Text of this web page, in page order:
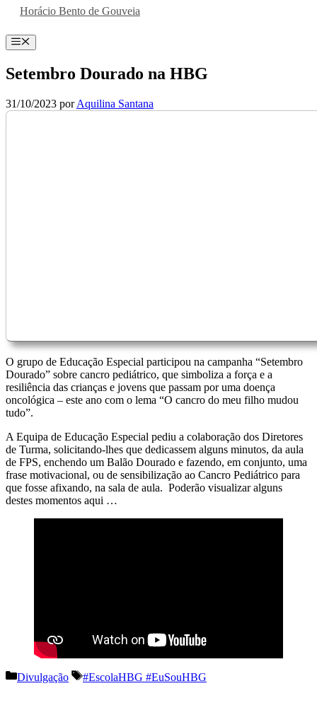
Horácio Bento de Gouveia
Menu
Setembro Dourado na HBG
31/10/2023 porAquilina Santana
O grupo de Educação Especial participou na campanha “Setembro
Dourado” sobre cancro pediátrico, que simboliza a força e a
resiliência das crianças e jovens que passam por uma doença
oncológica – este ano com o lema “O cancro do meu filho mudou
tudo”.
A Equipa de Educação Especial pediu a colaboração dos Diretores
de Turma, solicitando-lhes que dedicassem alguns minutos, da aula
de FPS, enchendo um Balão Dourado e fazendo, em conjunto, uma
frase motivacional, ou de sensibilização ao Cancro Pediátrico para
que fosse afixando, na sala de aula. Poderão visualizar alguns
destes momentos aqui …
Categorias
Divulgação Etiquetas
#EscolaHBG #EuSouHBG